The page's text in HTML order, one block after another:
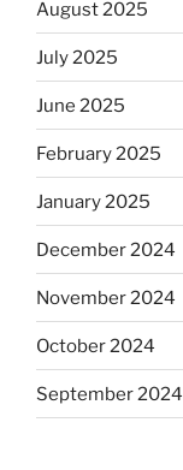
August 2025
July 2025
June 2025
February 2025
January 2025
December 2024
November 2024
October 2024
September 2024